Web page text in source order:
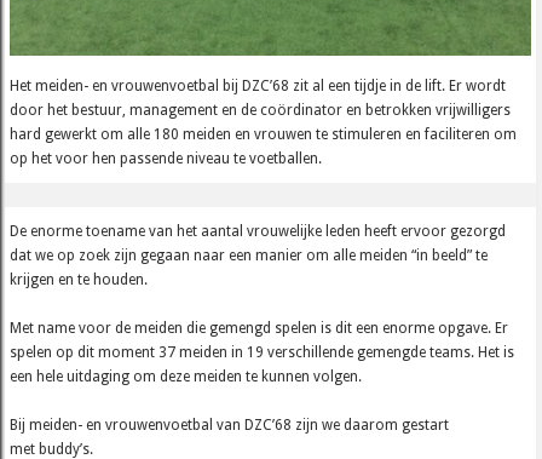
Het meiden- en vrouwenvoetbal bij DZC’68 zit al een tijdje in de lift. Er wordt
door het bestuur, management en de coördinator en betrokken vrijwilligers
hard gewerkt om alle 180 meiden en vrouwen te stimuleren en faciliteren om
op het voor hen passende niveau te voetballen.
De enorme toename van het aantal vrouwelijke leden heeft ervoor gezorgd
dat we op zoek zijn gegaan naar een manier om alle meiden “in beeld” te
krijgen en te houden.
Met name voor de meiden die gemengd spelen is dit een enorme opgave. Er
spelen op dit moment 37 meiden in 19 verschillende gemengde teams. Het is
een hele uitdaging om deze meiden te kunnen volgen.
Bij meiden- en vrouwenvoetbal van DZC’68 zijn we daarom gestart
met buddy’s.